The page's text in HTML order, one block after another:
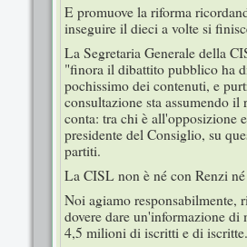
E promuove la riforma
inseguire il dieci a volte si
La Segretaria Generale della
"finora il dibattito pubblico ha
pochissimo dei contenuti, e
consultazione sta assumendo il
conta: tra chi è all'opposizione
presidente del Consiglio, su
partiti.
La CISL non è né con Renzi
Noi agiamo responsabilmente,
dovere dare un'informazione di
4,5 milioni di iscritti e di iscritte.